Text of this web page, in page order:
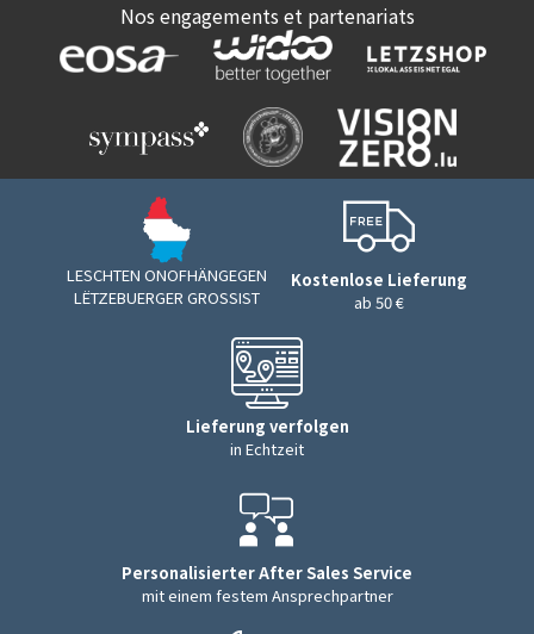
Nos engagements et partenariats
LESCHTEN ONOFHÄNGEGEN
LËTZEBUERGER GROSSIST
Kostenlose Lieferung
ab 50 €
Lieferung verfolgen
in Echtzeit
Personalisierter After Sales Service
mit einem festem Ansprechpartner